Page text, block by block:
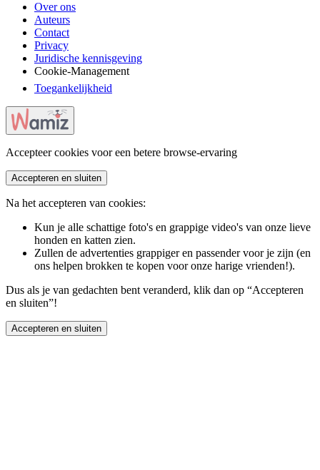
Over ons
Auteurs
Contact
Privacy
Juridische kennisgeving
Cookie-Management
Toegankelijkheid
Accepteer cookies voor een betere browse-ervaring
Accepteren en sluiten
Na het accepteren van cookies:
Kun je alle schattige foto's en grappige video's van onze lieve
honden en katten zien.
Zullen de advertenties grappiger en passender voor je zijn (en
ons helpen brokken te kopen voor onze harige vrienden!).
Dus als je van gedachten bent veranderd, klik dan op “Accepteren
en sluiten”!
Accepteren en sluiten